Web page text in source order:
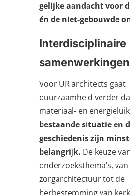
gelijke aandacht voor
én de niet-gebouwde
Interdisciplinaire
samenwerkingen
Voor UR architects gaat
duurzaamheid verder
materiaal- en
bestaande situatie en
geschiedenis zijn
belangrijk. De keuze
onderzoeksthema’s, van
zorgarchitectuur tot de
herbestemming van